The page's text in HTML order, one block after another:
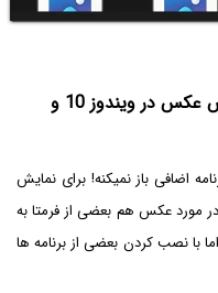
حل مشکل نشان ندادن پیش نمایش عکس در ویندوز 10 و
اضافی باز نمیکنه! برای نمایش
مورد عکس هم بعضی از فرمتا به
با نصب کردن بعضی از برنامه ها